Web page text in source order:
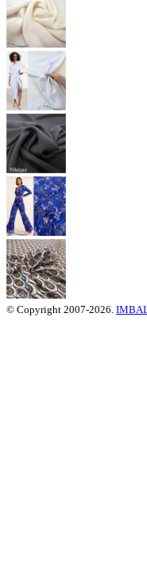
© Copyright 2007-2026.